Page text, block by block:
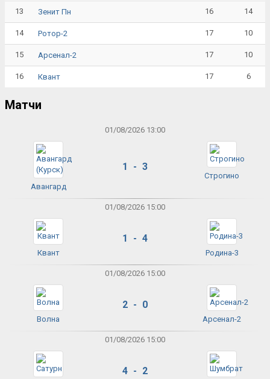
13 Зенит Пн 16 14
14 Ротор-2 17 10
15 Арсенал-2 17 10
16 Квант 17 6
Матчи
01/08/2026 13:00
Авангард
1 - 3
Строгино
01/08/2026 15:00
Квант
1 - 4
Родина-3
01/08/2026 15:00
Волна
2 - 0
Арсенал-2
01/08/2026 15:00
4 - 2